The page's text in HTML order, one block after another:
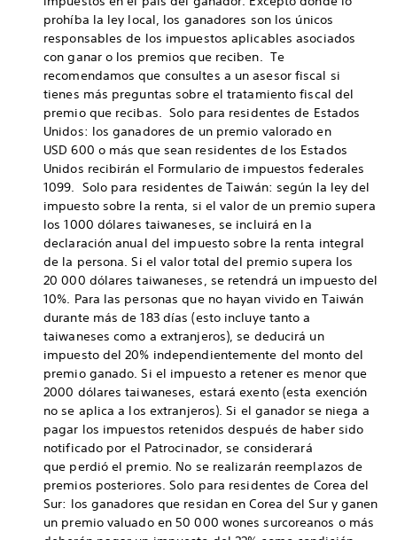
prohíba la ley local, los ganadores son los únicos
responsables de los impuestos aplicables asociados
con ganar o los premios que reciben. Te
recomendamos que consultes a un asesor fiscal si
tienes más preguntas sobre el tratamiento fiscal del
premio que recibas. Solo para residentes de Estados
Unidos: los ganadores de un premio valorado en
USD 600 o más que sean residentes de los Estados
Unidos recibirán el Formulario de impuestos federales
1099. Solo para residentes de Taiwán: según la ley del
impuesto sobre la renta, si el valor de un premio supera
los 1000 dólares taiwaneses, se incluirá en la
declaración anual del impuesto sobre la renta integral
de la persona. Si el valor total del premio supera los
20 000 dólares taiwaneses, se retendrá un impuesto del
10%. Para las personas que no hayan vivido en Taiwán
durante más de 183 días (esto incluye tanto a
taiwaneses como a extranjeros), se deducirá un
impuesto del 20% independientemente del monto del
premio ganado. Si el impuesto a retener es menor que
2000 dólares taiwaneses, estará exento (esta exención
no se aplica a los extranjeros). Si el ganador se niega a
pagar los impuestos retenidos después de haber sido
notificado por el Patrocinador, se considerará
que perdió el premio. No se realizarán reemplazos de
premios posteriores. Solo para residentes de Corea del
Sur: los ganadores que residan en Corea del Sur y ganen
un premio valuado en 50 000 wones surcoreanos o más